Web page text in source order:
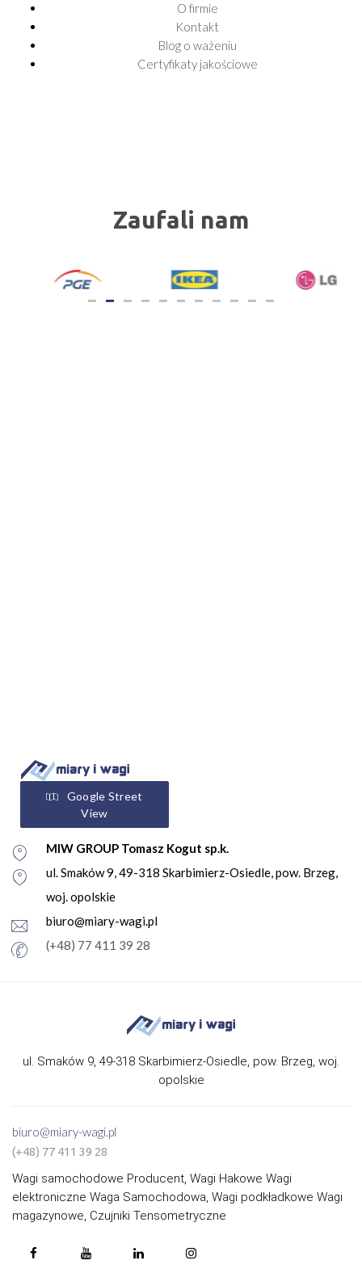
O firmie
Kontakt
Blog o ważeniu
Certyfikaty jakościowe
Zaufali nam
Google Street
View
MIW GROUP Tomasz Kogut sp.k.
ul. Smaków 9, 49-318 Skarbimierz-Osiedle, pow. Brzeg,
woj. opolskie
biuro@miary-wagi.pl
(+48) 77 411 39 28
ul. Smaków 9, 49-318 Skarbimierz-Osiedle, pow. Brzeg, woj.
opolskie
biuro@miary-wagi.pl
(+48) 77 411 39 28
Wagi samochodowe Producent, Wagi Hakowe Wagi
elektroniczne Waga Samochodowa, Wagi podkładkowe Wagi
magazynowe, Czujniki Tensometryczne